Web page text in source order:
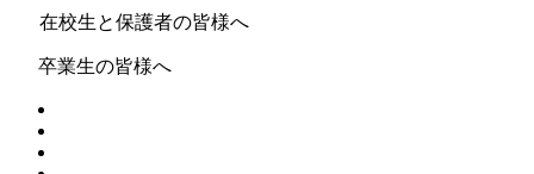
在校生と保護者の皆様へ
卒業生の皆様へ